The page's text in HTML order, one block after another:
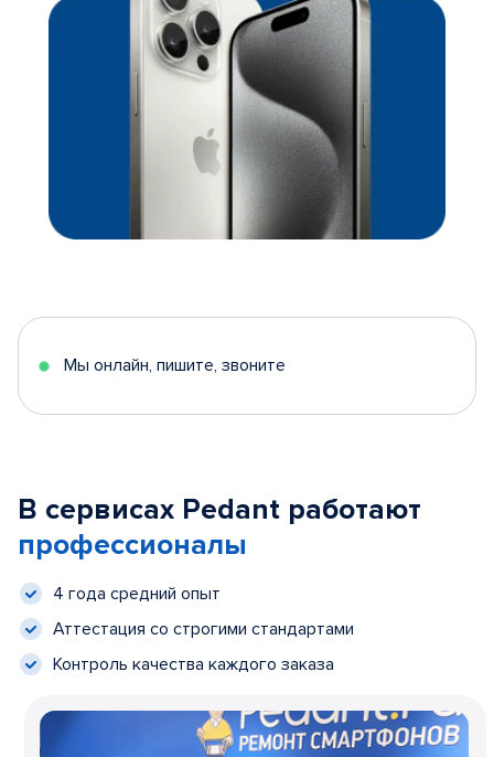
Мы онлайн, пишите, звоните
В сервисах Pedant работают
профессионалы
4 года средний опыт
Аттестация со строгими стандартами
Контроль качества каждого заказа